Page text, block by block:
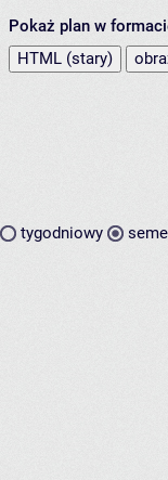
Pokaż plan w
HTML (stary)
tygodniowy